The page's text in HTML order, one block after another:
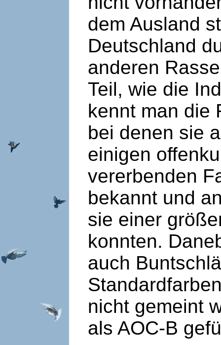
dem Ausland
Deutschland
anderen
Teil, wie die
kennt man die
bei denen sie
einigen
vererbenden
bekannt und
sie einer
konnten.
auch
nicht gemeint
als AOC-B